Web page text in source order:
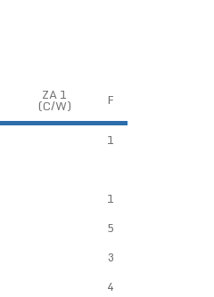
ZA 1
(C/W) F
1
1
5
3
4